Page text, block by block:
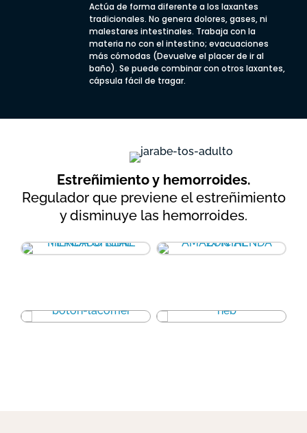
Actúa de forma diferente a los laxantes
tradicionales. No genera dolores, gases, ni
malestares intestinales. Trabaja con la
materia no con el intestino; evacuaciones
más cómodas (Devuelve el placer de ir al
baño). Se puede combinar con otros laxantes,
cápsula fácil de tragar.
Estreñimiento y hemorroides.
Regulador que previene el estreñimiento
y disminuye las hemorroides.